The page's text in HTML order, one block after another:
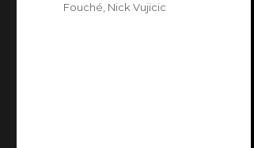
Fouché Nick Vujicic